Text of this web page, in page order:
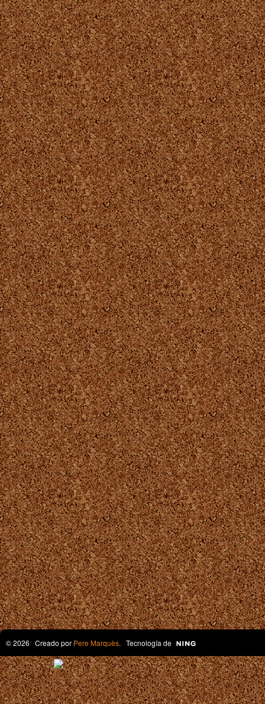
© 2026 Creado por Pere Marquès. Tecnología de